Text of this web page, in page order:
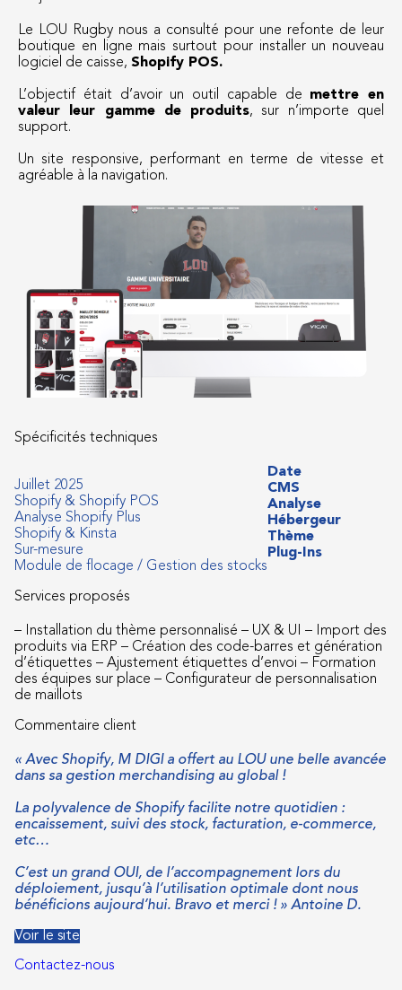
Le LOU Rugby nous a consulté pour une refonte de leur
boutique en ligne mais surtout pour installer un nouveau
logiciel de caisse, Shopify POS.
L’objectif était d’avoir un outil capable de mettre en
valeur leur gamme de produits, sur n’importe quel
support.
Un site responsive, performant en terme de vitesse et
agréable à la navigation.
Spécificités techniques
Date
CMS
Analyse
Hébergeur
Thème
Plug-Ins
Juillet 2025
Shopify & Shopify POS
Analyse Shopify Plus
Shopify & Kinsta
Sur-mesure
Module de flocage / Gestion des stocks
Services proposés
– Installation du thème personnalisé – UX & UI – Import des
produits via ERP – Création des code-barres et génération
d’étiquettes – Ajustement étiquettes d’envoi – Formation
des équipes sur place – Configurateur de personnalisation
de maillots
Commentaire client
« Avec Shopify, M DIGI a offert au LOU une belle avancée
dans sa gestion merchandising au global !
La polyvalence de Shopify facilite notre quotidien :
encaissement, suivi des stock, facturation, e-commerce,
etc…
C’est un grand OUI, de l’accompagnement lors du
déploiement, jusqu’à l’utilisation optimale dont nous
bénéficions aujourd’hui. Bravo et merci ! » Antoine D.
Voir le site
Contactez-nous